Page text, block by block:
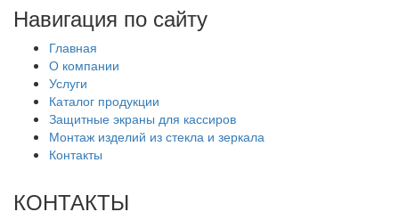
Навигация по сайту
Главная
О компании
Услуги
Каталог продукции
Защитные экраны для кассиров
Монтаж изделий из стекла и зеркала
Контакты
КОНТАКТЫ